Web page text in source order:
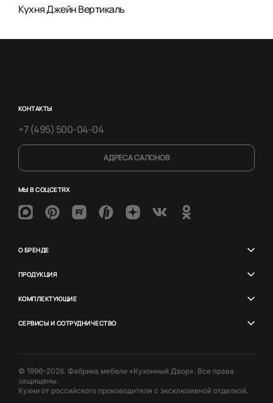
Кухня Джейн Вертикаль
КОНТАКТЫ
+7 (495) 500-04-04
АДРЕСА САЛОНОВ
МЫ В СОЦСЕТЯХ
О БРЕНДЕ
ПРОДУКЦИЯ
КОМПЛЕКТУЮЩИЕ
СЕРВИСЫ И СОТРУДНИЧЕСТВО
© 1996–2026. Фабрика мебели «Кухонный Двор». Все права
защищены.
Кухни от российского производителя с эксклюзивной отделкой.